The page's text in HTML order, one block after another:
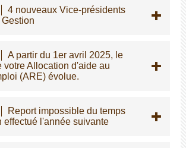
4 nouveaux Vice-présidents
A partir du 1er avril 2025, le
votre Allocation d'aide au
(ARE) évolue.
Report impossible du temps
effectué l'année suivante